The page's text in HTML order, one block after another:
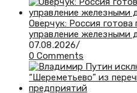
Оверчук: Россия
управление железными
07.08.2026/
0 Comments